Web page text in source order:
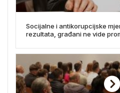
Socijalne i antikorupcijske
rezultata, građani ne vide